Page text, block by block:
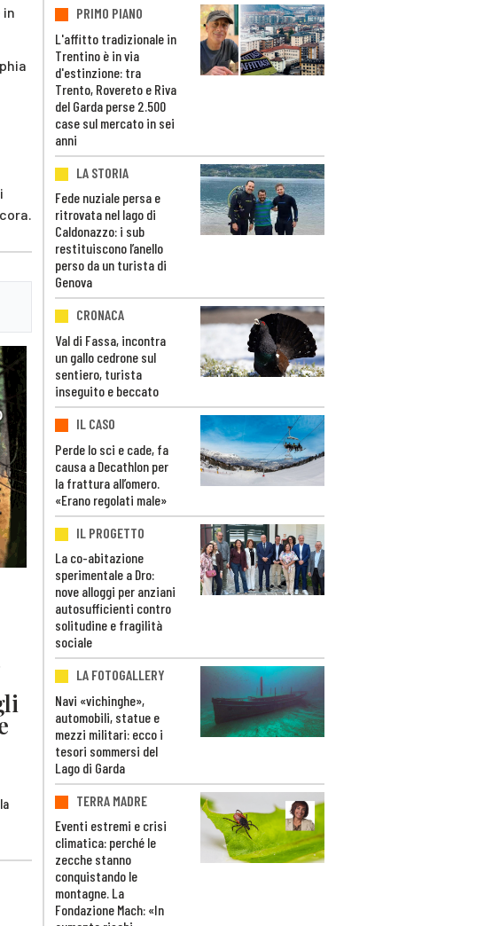
in
PRIMO PIANO
L'affitto tradizionale in
Trentino è in via
d'estinzione: tra
Trento, Rovereto e Riva
del Garda perse 2.500
case sul mercato in sei
anni
LA STORIA
Fede nuziale persa e
ritrovata nel lago di
Caldonazzo: i sub
restituiscono l’anello
perso da un turista di
Genova
CRONACA
Val di Fassa, incontra
un gallo cedrone sul
sentiero, turista
inseguito e beccato
IL CASO
Perde lo sci e cade, fa
causa a Decathlon per
la frattura all’omero.
«Erano regolati male»
IL PROGETTO
La co-abitazione
sperimentale a Dro:
nove alloggi per anziani
autosufficienti contro
solitudine e fragilità
sociale
LA FOTOGALLERY
Navi «vichinghe»,
automobili, statue e
mezzi militari: ecco i
tesori sommersi del
Lago di Garda
TERRA MADRE
Eventi estremi e crisi
climatica: perché le
zecche stanno
conquistando le
montagne. La
Fondazione Mach: «In